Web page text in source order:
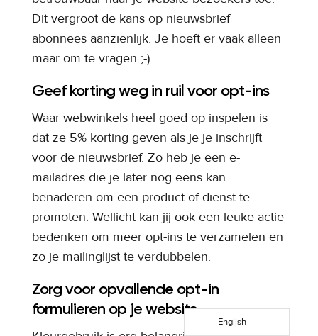
Dit vergroot de kans op nieuwsbrief
abonnees aanzienlijk. Je hoeft er vaak alleen
maar om te vragen ;-)
Geef korting weg in ruil voor opt-ins
Waar webwinkels heel goed op inspelen is
dat ze 5% korting geven als je je inschrijft
voor de nieuwsbrief. Zo heb je een e-
mailadres die je later nog eens kan
benaderen om een product of dienst te
promoten. Wellicht kan jij ook een leuke actie
bedenken om meer opt-ins te verzamelen en
zo je mailinglijst te verdubbelen.
Zorg voor opvallende opt-in
formulieren op je website
English